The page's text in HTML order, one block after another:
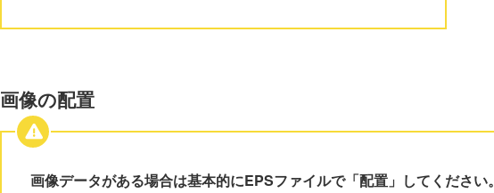
画像の配置
画像データがある場合は基本的にEPSファイルで「配置」してください。